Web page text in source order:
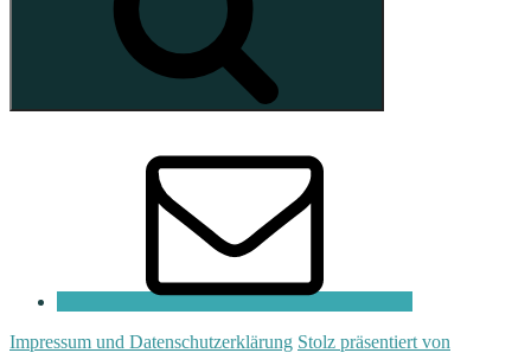
Impressum und Datenschutzerklärung Stolz präsentiert von